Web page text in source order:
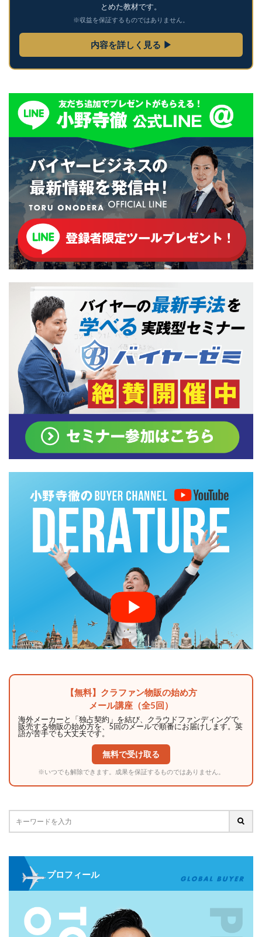
とめた教材です。
※収益を保証するものではありません。
内容を詳しく見る ▶
【無料】クラファン物販の始め方
メール講座（全5回）
海外メーカーと「独占契約」を結び、クラウドファンディングで
販売する物販の始め方を、5回のメールで順番にお届けします。英
語が苦手でも大丈夫です。
無料で受け取る
※いつでも解除できます。成果を保証するものではありません。
プロフィール